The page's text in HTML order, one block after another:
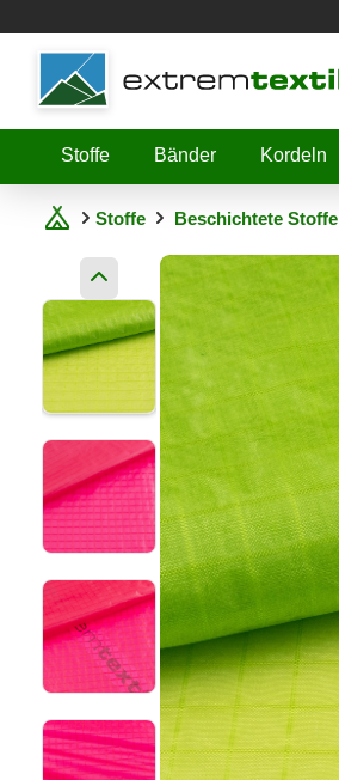
Shopware
Stoffe
Bänder Kordeln
Stoffe Beschichtete Stoffe